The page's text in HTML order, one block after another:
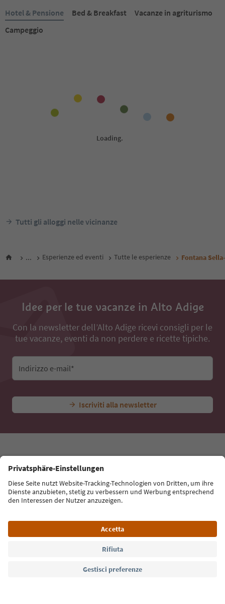
Hotel & Pensione Bed & Breakfast
Vacanze in agriturismo
Campeggio
Tutti gli alloggi nelle vicinanze
... Esperienze ed eventi Tutte le esperienze Fontana
Idee per le tue vacanze in Alto Adige
Con la newsletter dell’Alto Adige ricevi consigli per le
tue vacanze, eventi da non perdere e ricette tipiche.
Indirizzo e-mail*
Iscriviti alla newsletter
Südtirol Guide App